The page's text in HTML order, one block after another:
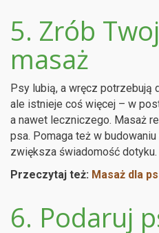
5. Zrób
masaż
Psy lubią, a wręcz potrzebują
ale istnieje coś więcej – w
a nawet leczniczego. Masaż
psa. Pomaga też w
zwiększa świadomość dotyku.
Przeczytaj też: Masaż dla
6. Podaruj